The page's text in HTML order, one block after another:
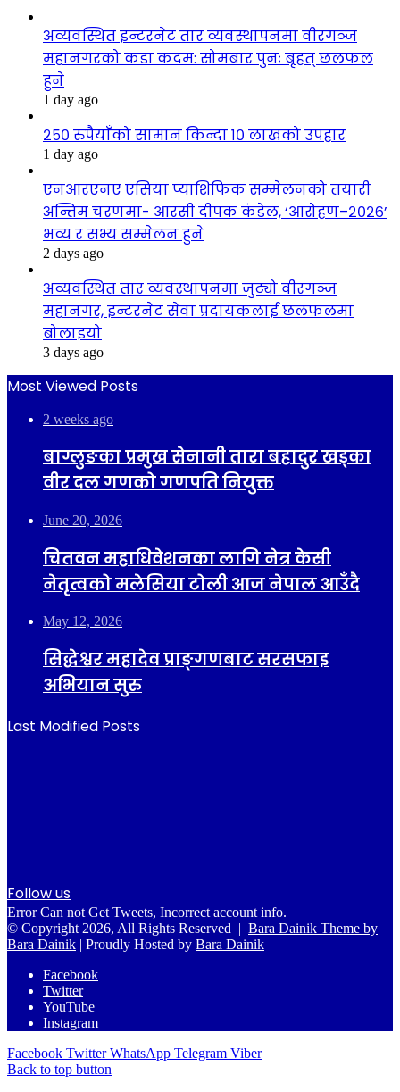
अव्यवस्थित इन्टरनेट तार व्यवस्थापनमा वीरगञ्ज
महानगरको कडा कदम: सोमबार पुनः बृहत् छलफल
हुने
1 day ago
२५० रुपैयाँको सामान किन्दा १० लाखको उपहार
1 day ago
एनआरएनए एसिया प्याशिफिक सम्मेलनको तयारी
अन्तिम चरणमा- आरसी दीपक कंडेल, ‘आरोहण–२०२६’
भव्य र सभ्य सम्मेलन हुने
2 days ago
अव्यवस्थित तार व्यवस्थापनमा जुट्यो वीरगञ्ज
महानगर, इन्टरनेट सेवा प्रदायकलाई छलफलमा
बोलाइयो
3 days ago
Most Viewed Posts
2 weeks ago
बाग्लुङका प्रमुख सेनानी तारा बहादुर खड्का
वीर दल गणको गणपति नियुक्त
June 20, 2026
चितवन महाधिवेशनका लागि नेत्र केसी
नेतृत्वको मलेसिया टोली आज नेपाल आउँदै
May 12, 2026
सिद्धेश्वर महादेव प्राङ्गणबाट सरसफाइ
अभियान सुरु
Last Modified Posts
Follow us
Error Can not Get Tweets, Incorrect account info.
© Copyright 2026, All Rights Reserved | Bara Dainik Theme by
Bara Dainik | Proudly Hosted by Bara Dainik
Facebook
Twitter
YouTube
Instagram
Facebook Twitter WhatsApp Telegram Viber
Back to top button